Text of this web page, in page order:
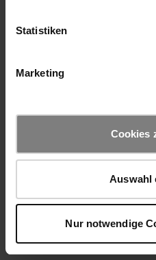
Statistiken
Marketing
Cookies
Auswahl
Nur notwendige